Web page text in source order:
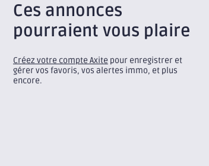
Ces annonces
pourraient vous plaire
Créez votre compte Axite pour enregistrer et
gérer vos favoris, vos alertes immo, et plus
encore.